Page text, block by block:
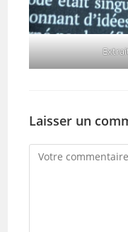
Laisser un
Comment